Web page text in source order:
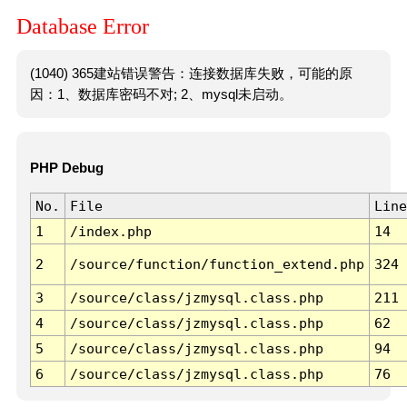
Database Error
(1040) 365建站错误警告：连接数据库失败，可能的原
因：1、数据库密码不对; 2、mysql未启动。
PHP Debug
No. File
Line
1
/index.php 14
2 /source/function/function_extend.php 324
3 /source/class/jzmysql.class.php
211
4
/source/class/jzmysql.class.php
62
5
/source/class/jzmysql.class.php
94
6
/source/class/jzmysql.class.php 76